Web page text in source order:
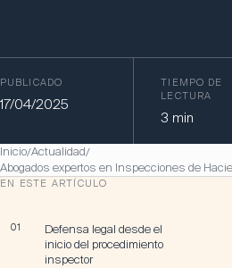
PUBLICADO
17/04/2025
TIEMPO DE
LECTURA
3 min
Inicio/Actualidad/
Abogados expertos en Inspecciones de
EN ESTE ARTÍCULO
01
Defensa legal desde el
inicio del procedimiento
inspector